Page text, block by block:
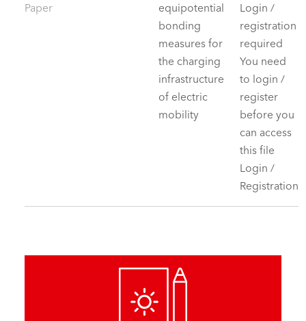
Paper
equipotential
bonding
measures for
the charging
infrastructure
of electric
mobility
Login /
registration
required
You need
to login /
register
before you
can access
this file
Login /
Registration